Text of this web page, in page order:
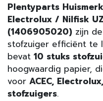
Plentyparts
Electrolux / Nilfisk
(1406905020) zijn
stofzuiger efficiënt te
bevat 10 stuks
hoogwaardig papier,
voor ACEC,
stofzuigers.